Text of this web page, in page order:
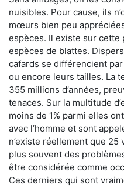
nuisibles. Pour cause, ils
mœurs bien peu
espèces. Il existe sur cette
espèces de blattes.
cafards se différencient
ou encore leurs tailles. La
355 millions d’années,
tenaces. Sur la multitude
moins de 1% parmi elles
avec l’homme et sont
n’existe réellement que
plus souvent des
être considérée comme
Ces derniers qui sont